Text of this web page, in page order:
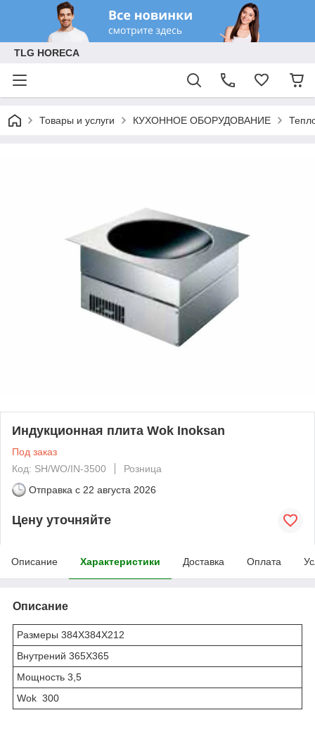
TLG HORECA
Товары и услуги КУХОННОЕ ОБОРУДОВАНИЕ
Индукционная плита Wok Inoksan
Под заказ
Код: SH/WO/IN-3500
Розница
Отправка с 22 августа 2026
Цену уточняйте
Описание Характеристики Доставка Оплата
Описание
Размеры 384X384X212
Внутрений 365X365
Мощность 3,5
Wok 300